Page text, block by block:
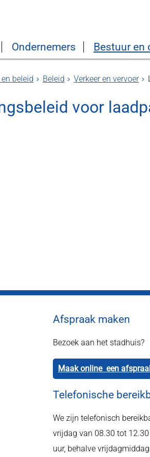
Ondernemers Bestuur en
beleid Beleid Verkeer en vervoer
voor
Afspraak maken
Bezoek aan het stadhuis?
Maak online een
Telefonische
We zijn telefonisch
vrijdag van 08.30 tot
uur, behalve